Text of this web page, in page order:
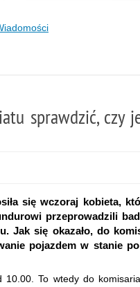
sprawdzić, czy
się wczoraj kobieta,
przeprowadzili
Jak się okazało, do
pojazdem w stanie
10.00. To wtedy do